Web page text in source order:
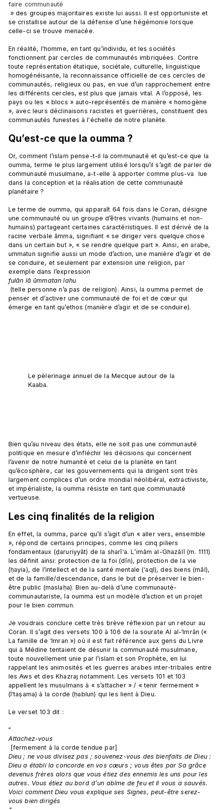
faire communauté
se cristallise autour de la défense d’une hégémonie lorsque
celle-ci se trouve menacée.
En réalité, l'homme, en tant qu’individu, et les sociétés
fonctionnent par cercles de communautés imbriquées. Contre
toute représentation étatique, sociétale, culturelle, linguistique
homogénéisante, la reconnaissance officielle de ces cercles de
communautés, religieux ou pas, en vue d’un rapprochement entre
les différents cercles, est plus que jamais vital. A l’opposé, les
pays ou les « blocs » auto-représentés de manière « homogène
», avec leurs déclinaisons racistes et guerrières, constituent des
Qu’est-ce que la oumma ?
Or, comment l’islam pense-t-il la communauté et qu’est-ce que la
oumma, terme le plus largement utilisé lorsqu’il s’agit de parler de
communauté musulmane, a-t-elle à apporter comme plus-va  lue
dans la conception et la réalisation de cette communauté
planétaire ?
Le terme de oumma, qui apparaît 64 fois dans le Coran, désigne
une communauté ou un groupe d’êtres vivants (humains et non-
humains) partageant certaines caractéristiques. Il est dérivé de la
racine verbale āmma, signifiant « se diriger vers quelque chose
dans un certain but », « se rendre quelque part ». Ainsi, en arabe,
ummatun signifie aussi un mode d’action, une manière d’agir et de
se conduire, et seulement par extension une religion, par
exemple dans l’expression
fulān lā ūmmatan lahu
penser et d’activer une communauté de foi et de cœur qui
émerge en tant qu’ethos (manière d’agir et de se conduire).
Le pèlerinage annuel de la Mecque autour de la
Kaaba.
Bien qu’au niveau des états, elle ne soit pas une communauté
politique en mesure d’infléchir les décisions qui concernent
l’avenir de notre humanité et celui de la planète en tant
qu’écosphère, car les gouvernements qui la dirigent sont très
largement complices d’un ordre mondial néolibéral, extractiviste,
et impérialiste, la oumma résiste en tant que communauté
Les cinq finalités de la religion
En effet, la oumma, parce qu’il s’agit d’un « aller vers, ensemble
», répond de certains principes, comme les cinq piliers
fondamentaux (ḍaruriyyāt) de la sharī‘a. L’imām al-Ghazālī (m. 1111)
les définit ainsi: protection de la foi (dīn), protection de la vie
(ḥayia), de l’intellect et de la santé mentale (‘aql), des biens (māl),
et de la famille/descendance, dans le but de préserver le bien-
être public (maslaḥa). Bien au-delà d’une communauté-
communautariste, la oumma est un modèle d’action et un projet
pour le bien commun.
Je voudrais conclure cette très brève réflexion par un retour au
Coran. Il s’agit des versets 100 à 106 de la sourate Al al-‘Imrān («
La famille de ‘Imran ») où il est fait référence aux gens du Livre
qui à Médine tentaient de désunir la communauté musulmane,
toute nouvellement unie par l’islam et son Prophète, en lui
rappelant les animosités et les guerres arabes inter-tribales entre
les Aws et des Khazraj notamment. Les versets 101 et 103
appellent les musulmans à « s’attacher » / « tenir fermement »
(ī‘taṣama) à la corde (ḥablun) qui les lient à Dieu.
Le verset 103 dit :
"
Attachez-vous
[fermement à la corde tendue par]
Dieu ; ne vous divisez pas ; souvenez-vous des bienfaits de Dieu :
Dieu a établi la concorde en vos cœurs ; vous êtes par Sa grâce
devenus frères alors que vous étiez des ennemis les uns pour les
autres. Vous étiez au bord d’un abîme de feu et Il vous a sauvés.
Voici comment Dieu vous explique ses Signes, peut-être serez-
vous bien dirigés